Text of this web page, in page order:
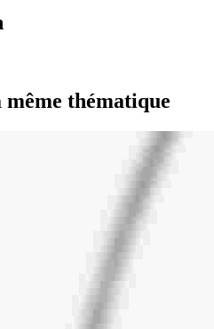
thématique